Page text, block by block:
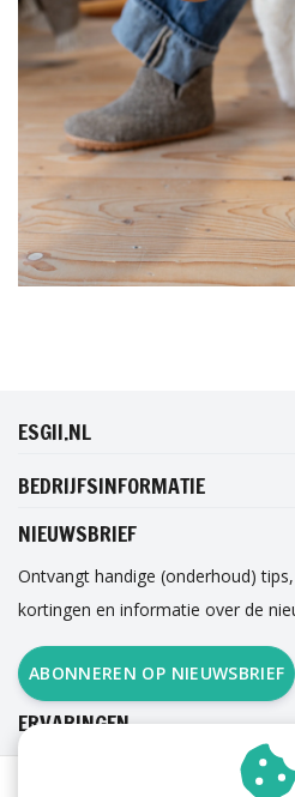
ESGII.NL
BEDRIJFSINFORMATIE
NIEUWSBRIEF
Ontvangt handige (onderhoud)
kortingen en informatie over de
ABONNEREN OP NIEUWSBRIEF
ERVARINGEN